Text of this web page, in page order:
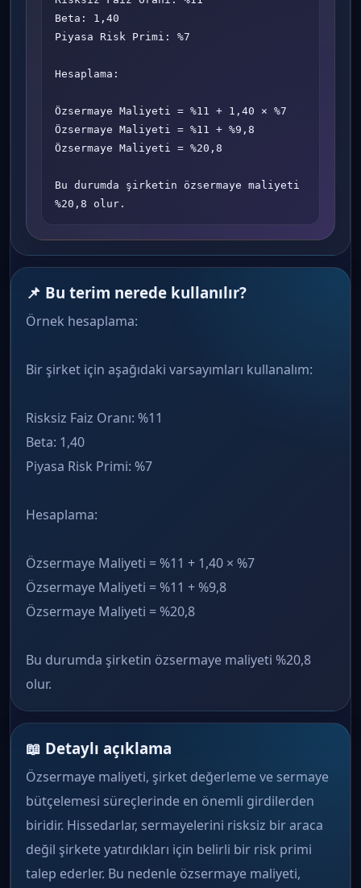
Beta: 1,40
Piyasa Risk Primi: %7
Hesaplama:
Özsermaye Maliyeti = %11 + 1,40 × %7
Özsermaye Maliyeti = %11 + %9,8
Özsermaye Maliyeti = %20,8
Bu durumda şirketin özsermaye maliyeti
%20,8 olur.
📌 Bu terim nerede kullanılır?
Örnek hesaplama:
Bir şirket için aşağıdaki varsayımları kullanalım:
Risksiz Faiz Oranı: %11
Beta: 1,40
Piyasa Risk Primi: %7
Hesaplama:
Özsermaye Maliyeti = %11 + 1,40 × %7
Özsermaye Maliyeti = %11 + %9,8
Özsermaye Maliyeti = %20,8
Bu durumda şirketin özsermaye maliyeti %20,8
olur.
📖 Detaylı açıklama
Özsermaye maliyeti, şirket değerleme ve sermaye
bütçelemesi süreçlerinde en önemli girdilerden
biridir. Hissedarlar, sermayelerini risksiz bir araca
değil şirkete yatırdıkları için belirli bir risk primi
talep ederler. Bu nedenle özsermaye maliyeti,